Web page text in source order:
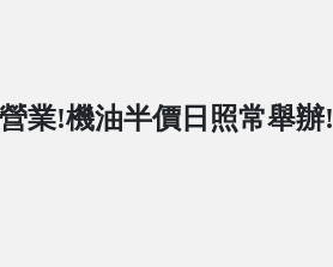
業!機油半價日照常舉辦!